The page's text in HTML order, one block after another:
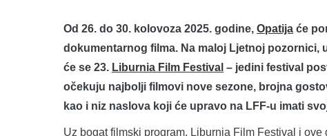
Od 26. do 30. kolovoza 2025. godine, Opatija će
dokumentarnog filma. Na maloj Ljetnoj pozornici,
će se 23. Liburnia Film Festival – jedini festival
očekuju najbolji filmovi nove sezone, brojna
kao i niz naslova koji će upravo na LFF-u imati
Uz bogat filmski program, Liburnia Film Festival i ove